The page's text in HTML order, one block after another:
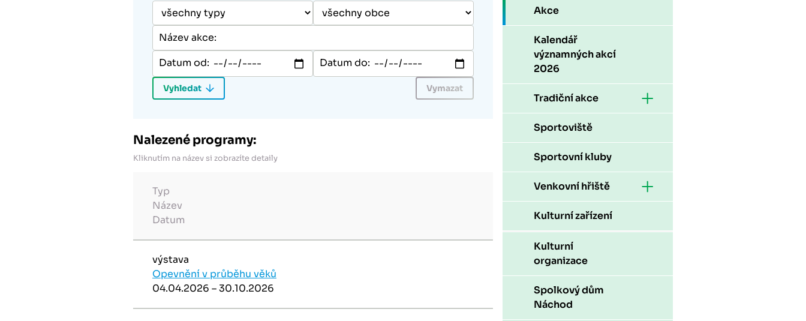
Datum od: Datum do:
Nalezené programy:
Kliknutím na název si zobrazíte detaily
Typ
Název
Datum
výstava
Opevnění v průběhu věků
04.04.2026 – 30.10.2026
Akce
Kalendář
významných akcí
2026
Tradiční akce
Sportoviště
Sportovní kluby
Venkovní hřiště
Kulturní zařízení
Kulturní
organizace
Spolkový dům
Náchod